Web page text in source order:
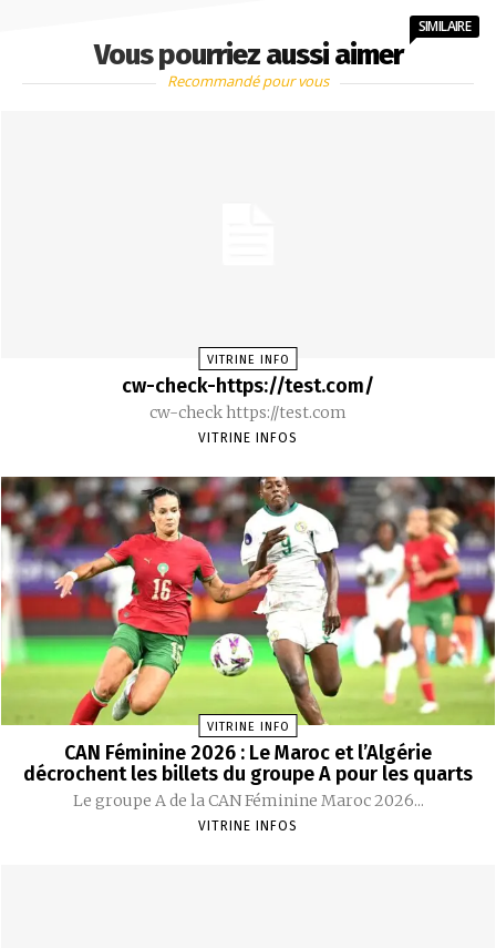
Vous pourriez aussi aimer
SIMILAIRE
Recommandé pour vous
VITRINE INFO
cw-check-https://test.com/
cw-check https://test.com
VITRINE INFOS
VITRINE INFO
CAN Féminine 2026 : Le Maroc et l’Algérie
décrochent les billets du groupe A pour les quarts
Le groupe A de la CAN Féminine Maroc 2026...
VITRINE INFOS